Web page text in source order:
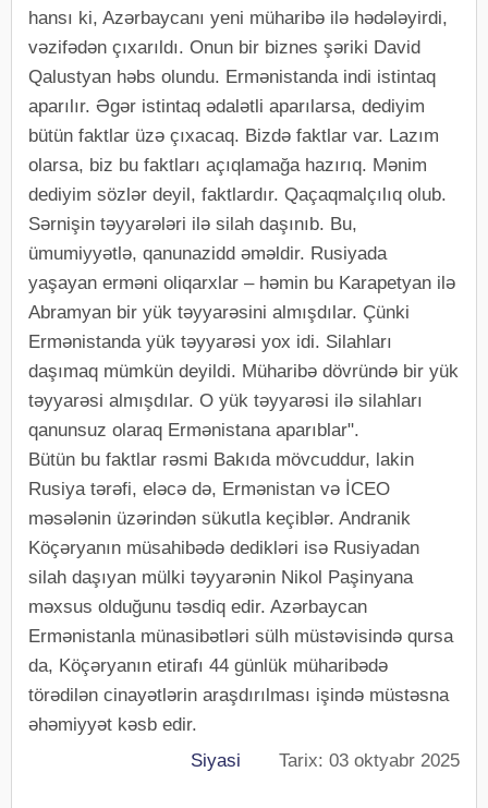
hansı ki, Azərbaycanı yeni müharibə ilə hədələyirdi,
vəzifədən çıxarıldı. Onun bir biznes şəriki David
Qalustyan həbs olundu. Ermənistanda indi istintaq
aparılır. Əgər istintaq ədalətli aparılarsa, dediyim
bütün faktlar üzə çıxacaq. Bizdə faktlar var. Lazım
olarsa, biz bu faktları açıqlamağa hazırıq. Mənim
dediyim sözlər deyil, faktlardır. Qaçaqmalçılıq olub.
Sərnişin təyyarələri ilə silah daşınıb. Bu,
ümumiyyətlə, qanunazidd əməldir. Rusiyada
yaşayan erməni oliqarxlar – həmin bu Karapetyan ilə
Abramyan bir yük təyyarəsini almışdılar. Çünki
Ermənistanda yük təyyarəsi yox idi. Silahları
daşımaq mümkün deyildi. Müharibə dövründə bir yük
təyyarəsi almışdılar. O yük təyyarəsi ilə silahları
qanunsuz olaraq Ermənistana aparıblar".
Bütün bu faktlar rəsmi Bakıda mövcuddur, lakin
Rusiya tərəfi, eləcə də, Ermənistan və İCEO
məsələnin üzərindən sükutla keçiblər. Andranik
Köçəryanın müsahibədə dedikləri isə Rusiyadan
silah daşıyan mülki təyyarənin Nikol Paşinyana
məxsus olduğunu təsdiq edir. Azərbaycan
Ermənistanla münasibətləri sülh müstəvisində qursa
da, Köçəryanın etirafı 44 günlük müharibədə
törədilən cinayətlərin araşdırılması işində müstəsna
əhəmiyyət kəsb edir.
Siyasi Tarix: 03 oktyabr 2025